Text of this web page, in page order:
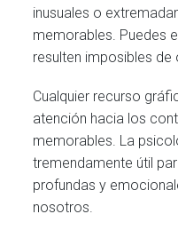
inusuales o
memorables. Puedes
resulten imposibles de
Cualquier recurso
atención hacia los
memorables. La
tremendamente útil
profundas y
nosotros.